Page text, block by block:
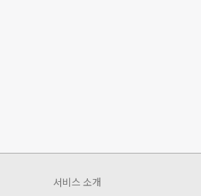
서비스 소개